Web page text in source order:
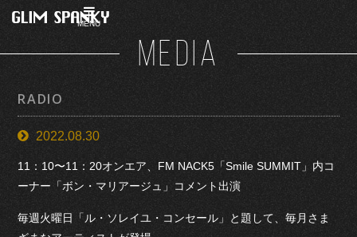
MENU
MEDIA
RADIO
2022.08.30
11：10〜11：20オンエア、FM NACK5「Smile SUMMIT」内コ
ーナー「ボン・マリアージュ」コメント出演
毎週火曜日「ル・ソレイユ・コンセール」と題して、毎月さま